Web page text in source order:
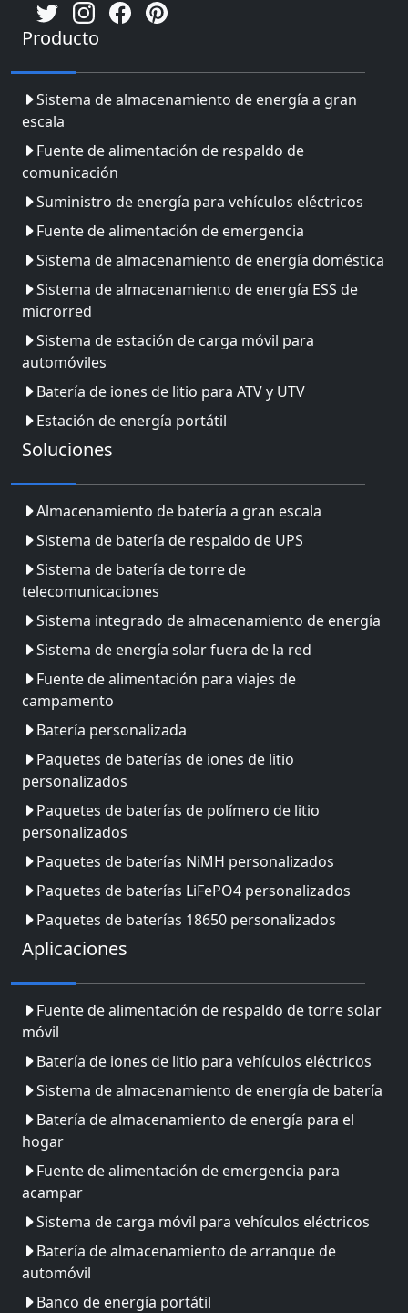
Producto
Sistema de almacenamiento de energía a gran
escala
Fuente de alimentación de respaldo de
comunicación
Suministro de energía para vehículos eléctricos
Fuente de alimentación de emergencia
Sistema de almacenamiento de energía doméstica
Sistema de almacenamiento de energía ESS de
microrred
Sistema de estación de carga móvil para
automóviles
Batería de iones de litio para ATV y UTV
Estación de energía portátil
Soluciones
Almacenamiento de batería a gran escala
Sistema de batería de respaldo de UPS
Sistema de batería de torre de
telecomunicaciones
Sistema integrado de almacenamiento de energía
Sistema de energía solar fuera de la red
Fuente de alimentación para viajes de
campamento
Batería personalizada
Paquetes de baterías de iones de litio
personalizados
Paquetes de baterías de polímero de litio
personalizados
Paquetes de baterías NiMH personalizados
Paquetes de baterías LiFePO4 personalizados
Paquetes de baterías 18650 personalizados
Aplicaciones
Fuente de alimentación de respaldo de torre solar
móvil
Batería de iones de litio para vehículos eléctricos
Sistema de almacenamiento de energía de batería
Batería de almacenamiento de energía para el
hogar
Fuente de alimentación de emergencia para
acampar
Sistema de carga móvil para vehículos eléctricos
Batería de almacenamiento de arranque de
automóvil
Banco de energía portátil